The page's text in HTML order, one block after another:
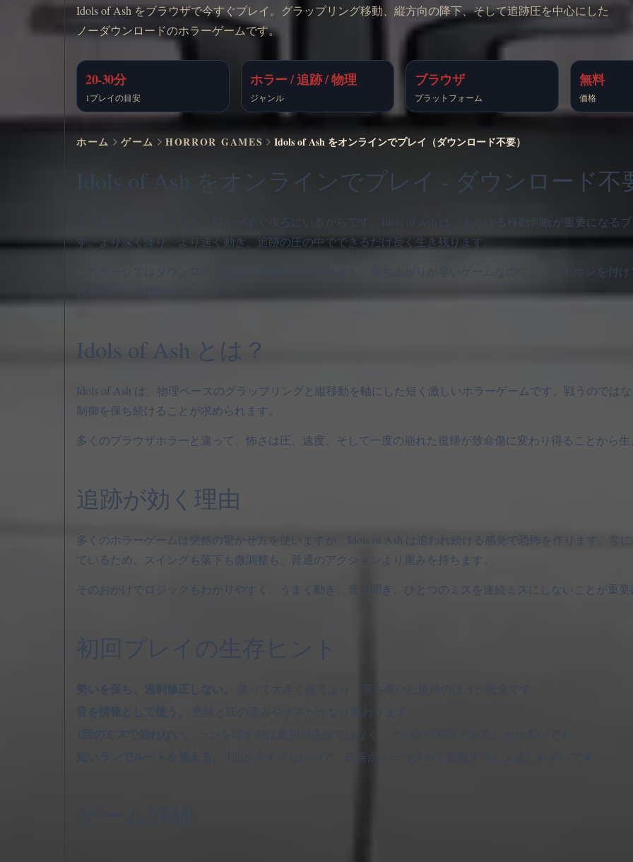
Idols of Ash をブラウザで今すぐプレイ。グラップリング移動、縦方向の降下、そして追跡圧を中心にした
ノーダウンロードのホラーゲームです。
20-30分
1プレイの目安
ホラー / 追跡 / 物理
ジャンル
ブラウザ
プラットフォーム
無料
価格
ホーム ゲーム HORROR GAMES Idols of Ash をオンラインでプレイ（ダウンロード不要）
Idols of Ash をオンラインでプレイ - ダウンロード不
止まることはできません。何かがすぐ後ろにいるからです。Idols of Ash は、あらゆる移動判断が重要になる
す。より深く降り、より速く動き、追跡の圧の中でできるだけ長く生き残ります。
このページではダウンロードなしですぐに始められます。立ち上がりが早いゲームなので、ヘッドホンを付
Idols of Ash とは？
Idols of Ash は、物理ベースのグラップリングと縦移動を軸にした短く激しいホラーゲームです。戦うのでは
制御を保ち続けることが求められます。
多くのブラウザホラーと違って、怖さは圧、速度、そして一度の崩れた復帰が致命傷に変わり得ることから
追跡が効く理由
多くのホラーゲームは突然の驚かせ方を使いますが、Idols of Ash は追われ続ける感覚で恐怖を作ります。常
ているため、スイングも落下も微調整も、普通のアクションより重みを持ちます。
そのおかげでロジックもわかりやすく、うまく動き、音を聞き、ひとつのミスを連続ミスにしないことが重
初回プレイの生存ヒント
焦って大きく振るより、落ち着いた復帰のほうが安全です。
危険と圧の読みやすさがかなり変わります。
ランを壊すのは最初の失敗ではなく、その次の判断であることが多いです。
1回が長すぎないので、改善点を一つ決めて反復すると上達しやすいです。